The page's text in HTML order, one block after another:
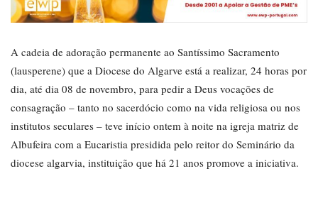
A cadeia de adoração permanente ao Santíssimo Sacramento
(lausperene) que a Diocese do Algarve está a realizar, 24 horas por
dia, até dia 08 de novembro, para pedir a Deus vocações de
consagração – tanto no sacerdócio como na vida religiosa ou nos
institutos seculares – teve início ontem à noite na igreja matriz de
Albufeira com a Eucaristia presidida pelo reitor do Seminário da
diocese algarvia, instituição que há 21 anos promove a iniciativa.